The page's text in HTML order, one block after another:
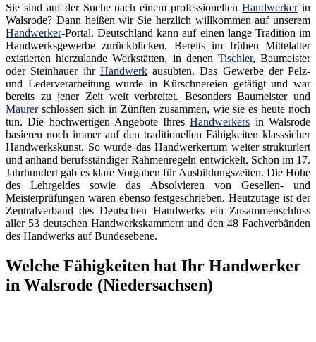
Sie sind auf der Suche nach einem professionellenHandwerkerin
Walsrode? Dann heißen wir Sie herzlich willkommen auf unserem
Handwerker-Portal. Deutschland kann auf einen lange Tradition im
Handwerksgewerbe zurückblicken. Bereits im frühen Mittelalter
existierten hierzulande Werkstätten, in denen Tischler, Baumeister
oder Steinhauer ihr Handwerkausübten. Das Gewerbe der Pelz-
und Lederverarbeitung wurde in Kürschnereien getätigt und war
bereits zu jener Zeit weit verbreitet. Besonders Baumeister und
Maurerschlossen sich in Zünften zusammen, wie sie es heute noch
tun. Die hochwertigen Angebote IhresHandwerkers in Walsrode
basieren noch immer auf den traditionellen Fähigkeiten klasssicher
Handwerkskunst. So wurde das Handwerkertum weiter strukturiert
und anhand berufsständiger Rahmenregeln entwickelt. Schon im 17.
Jahrhundert gab es klare Vorgaben für Ausbildungszeiten. Die Höhe
des Lehrgeldes sowie das Absolvieren von Gesellen- und
Meisterprüfungen waren ebenso festgeschrieben. Heutzutage ist der
Zentralverband des Deutschen Handwerks ein Zusammenschluss
aller 53 deutschen Handwerkskammern und den 48 Fachverbänden
des Handwerks auf Bundesebene.
Welche Fähigkeiten hat Ihr Handwerker
in Walsrode (Niedersachsen)